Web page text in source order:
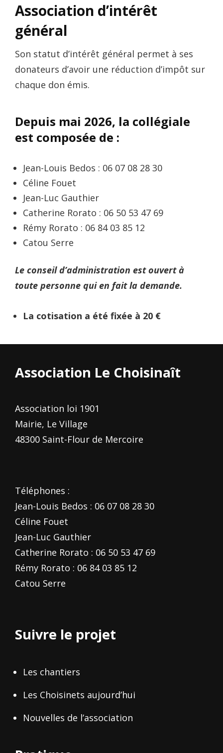
Association d’intérêt
général
Son statut d’intérêt général permet à ses
donateurs d’avoir une réduction d’impôt sur
chaque don émis.
Depuis mai 2026, la collégiale
est composée de :
Jean-Louis Bedos : 06 07 08 28 30
Céline Fouet
Jean-Luc Gauthier
Catherine Rorato : 06 50 53 47 69
Rémy Rorato : 06 84 03 85 12
Catou Serre
Le conseil d’administration est ouvert à
toute personne qui en fait la demande.
La cotisation a été fixée à 20 €
Association Le Choisinaît
Association loi 1901
Mairie, Le Village
48300 Saint-Flour de Mercoire
Téléphones :
Jean-Louis Bedos : 06 07 08 28 30
Céline Fouet
Jean-Luc Gauthier
Catherine Rorato : 06 50 53 47 69
Rémy Rorato : 06 84 03 85 12
Catou Serre
Suivre le projet
Les chantiers
Les Choisinets aujourd’hui
Nouvelles de l’association